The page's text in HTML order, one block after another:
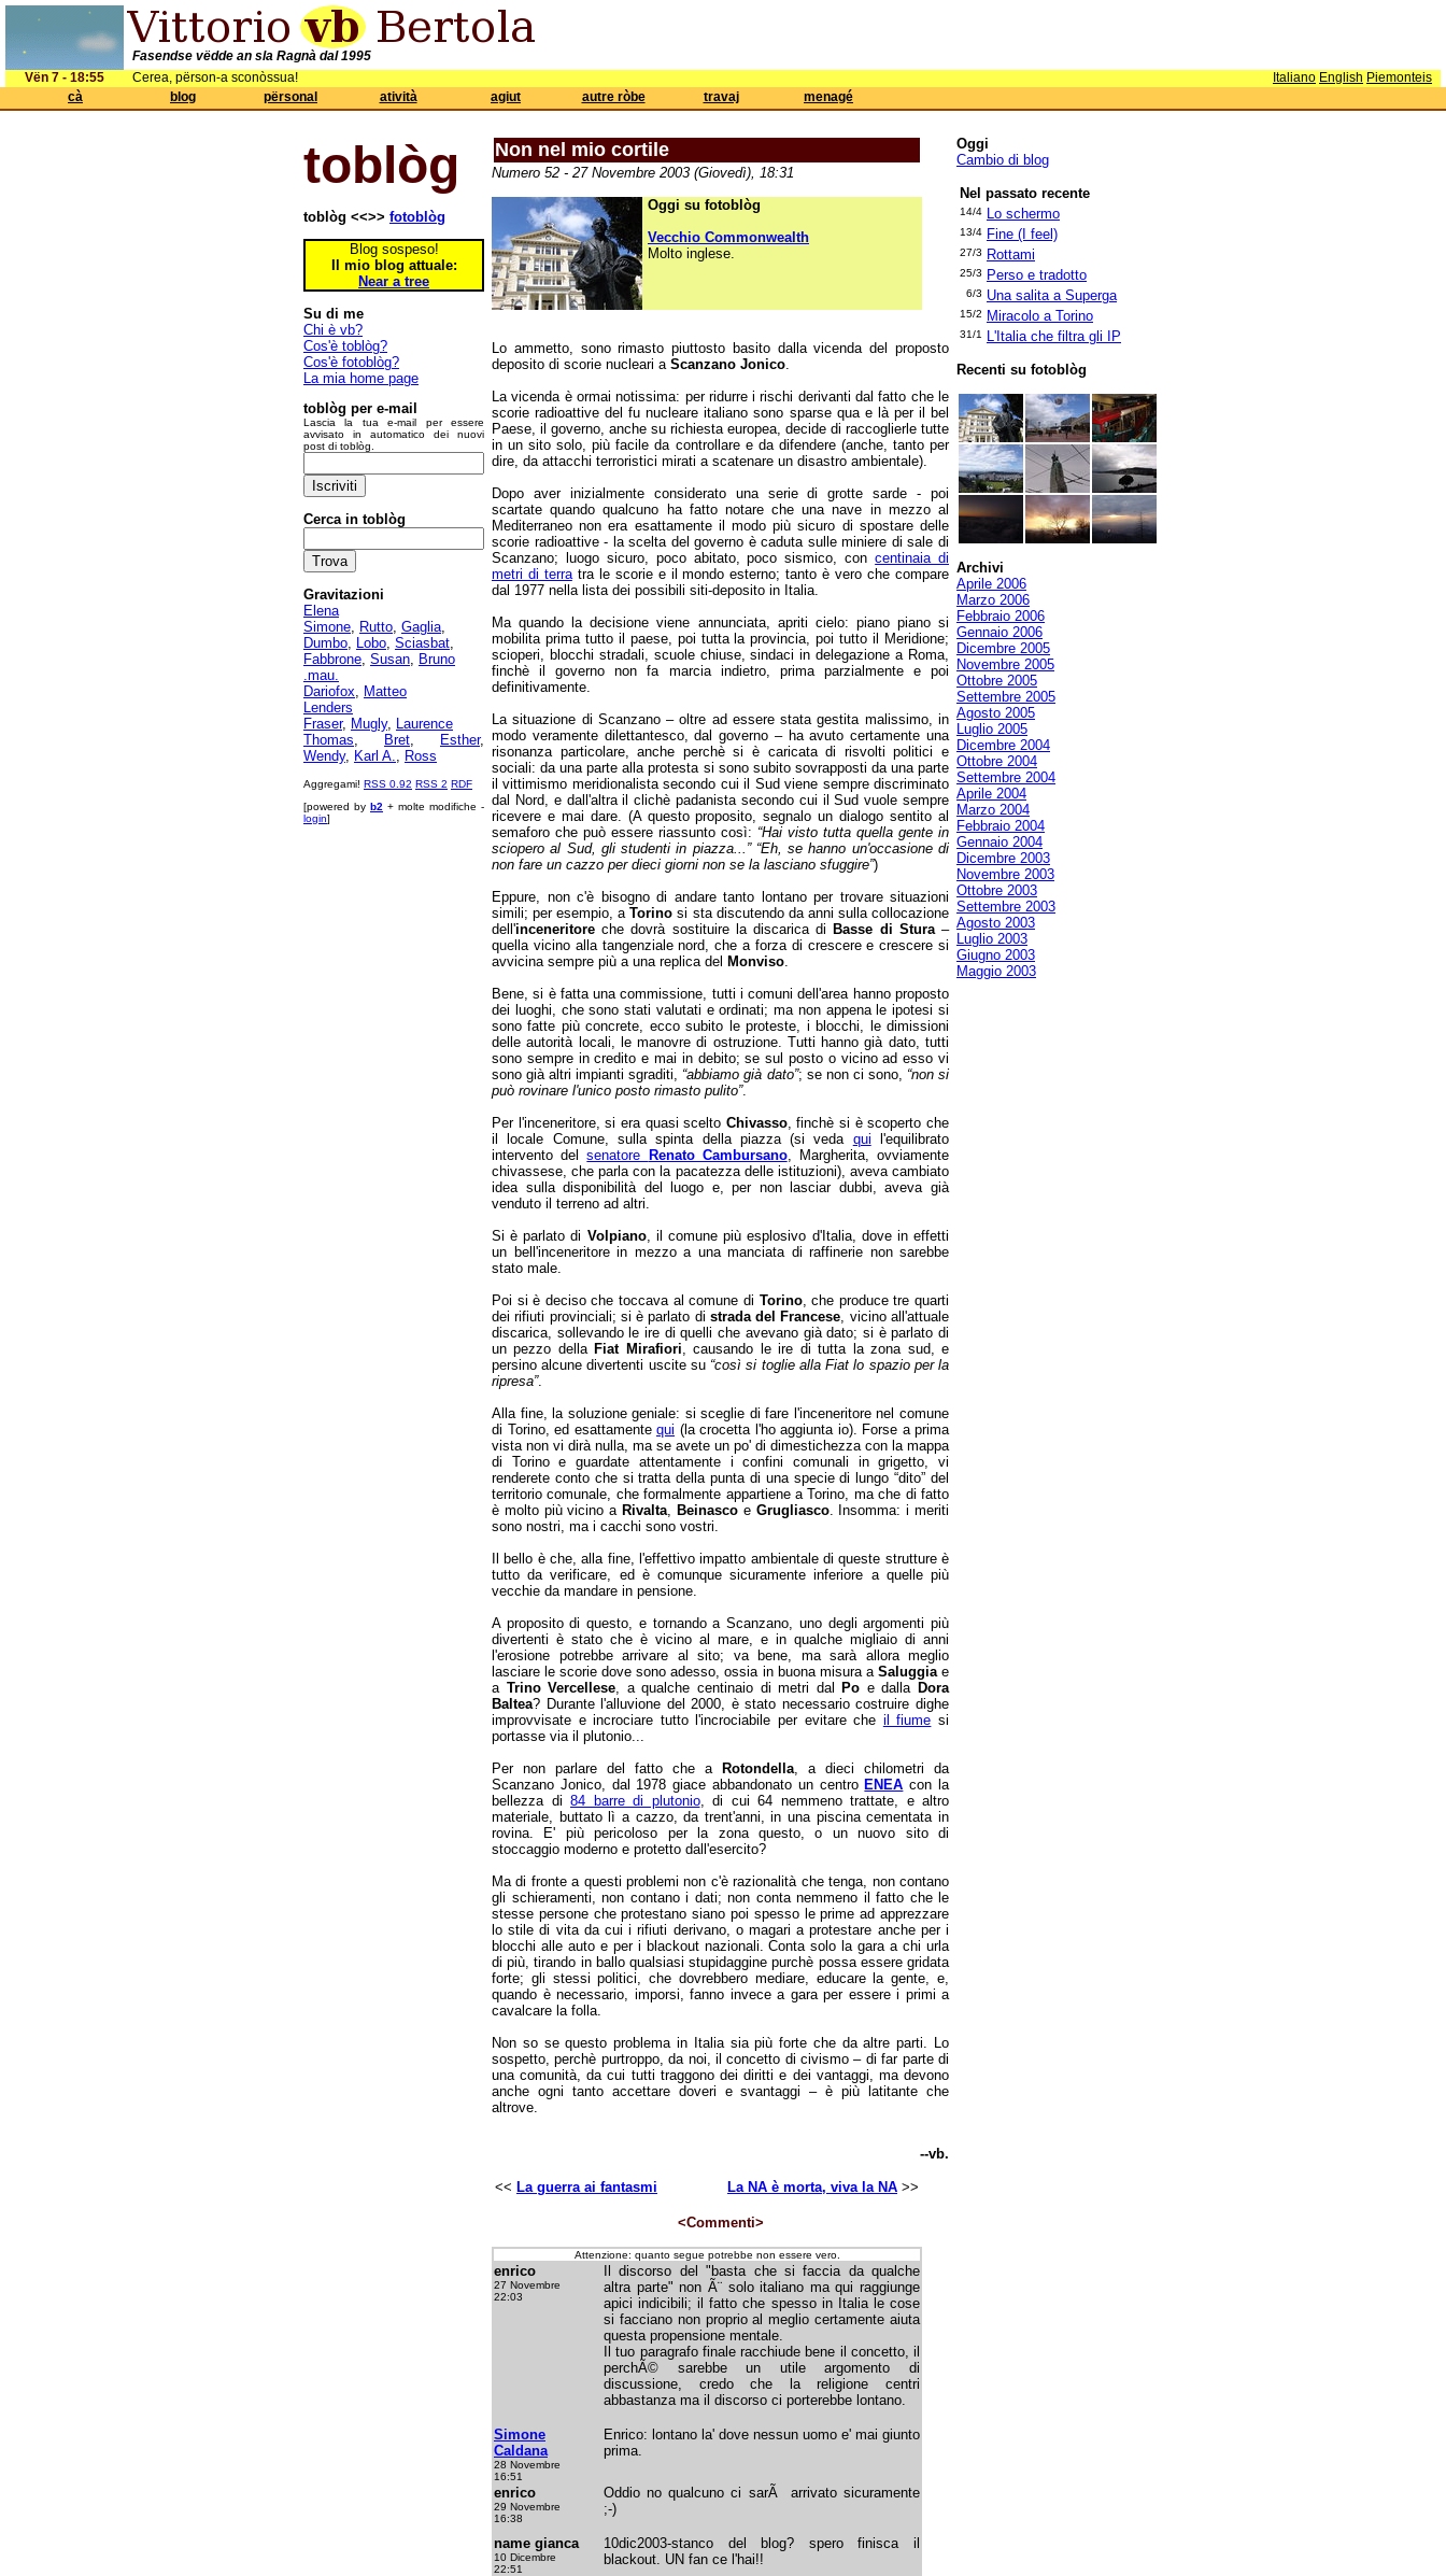
Fasendse vëdde an sla Ragnà dal 1995
Vën 7 - 18:55
Cerea, përson-a sconòssua! Italiano English Piemonteis
cà
blog përsonal atività agiut autre ròbe travaj menagé
toblòg
toblòg <<>> fotoblòg
Blog sospeso!
Il mio blog attuale:
Near a tree
Su di me
Chi è vb?
Cos'è toblòg?
Cos'è fotoblòg?
La mia home page
toblòg per e-mail
Lascia la tua e-mail per essere
avvisato in automatico dei nuovi
post di toblòg.
Cerca in toblòg
Gravitazioni
Elena
Simone, Rutto, Gaglia,
Dumbo, Lobo, Sciasbat,
Fabbrone, Susan, Bruno
.mau.
Dariofox, Matteo
Lenders
Fraser, Mugly, Laurence
Thomas, Bret, Esther,
Wendy, Karl A., Ross
Aggregami! RSS 0.92 RSS 2 RDF
[powered by b2 + molte modifiche -
login]
Non nel mio cortile
Numero 52 - 27 Novembre 2003 (Giovedì), 18:31
Oggi su fotoblòg
Vecchio Commonwealth
Molto inglese.
Lo ammetto, sono rimasto piuttosto basito dalla vicenda del proposto
deposito di scorie nucleari a Scanzano Jonico.
La vicenda è ormai notissima: per ridurre i rischi derivanti dal fatto che le
scorie radioattive del fu nucleare italiano sono sparse qua e là per il bel
Paese, il governo, anche su richiesta europea, decide di raccoglierle tutte
in un sito solo, più facile da controllare e da difendere (anche, tanto per
dire, da attacchi terroristici mirati a scatenare un disastro ambientale).
Dopo aver inizialmente considerato una serie di grotte sarde - poi
scartate quando qualcuno ha fatto notare che una nave in mezzo al
Mediterraneo non era esattamente il modo più sicuro di spostare delle
scorie radioattive - la scelta del governo è caduta sulle miniere di sale di
Scanzano; luogo sicuro, poco abitato, poco sismico, concentinaia di
metri di terratra le scorie e il mondo esterno; tanto è vero che compare
dal 1977 nella lista dei possibili siti-deposito in Italia.
Ma quando la decisione viene annunciata, apriti cielo: piano piano si
mobilita prima tutto il paese, poi tutta la provincia, poi tutto il Meridione;
scioperi, blocchi stradali, scuole chiuse, sindaci in delegazione a Roma,
finchè il governo non fa marcia indietro, prima parzialmente e poi
definitivamente.
La situazione di Scanzano – oltre ad essere stata gestita malissimo, in
modo veramente dilettantesco, dal governo – ha avuto certamente una
risonanza particolare, anche perchè si è caricata di risvolti politici e
sociali: da una parte alla protesta si sono subito sovrapposti da una parte
il vittimismo meridionalista secondo cui il Sud viene sempre discriminato
dal Nord, e dall'altra il clichè padanista secondo cui il Sud vuole sempre
ricevere e mai dare. (A questo proposito, segnalo un dialogo sentito al
semaforo che può essere riassunto così: “Hai visto tutta quella gente in
sciopero al Sud, gli studenti in piazza...” “Eh, se hanno un'occasione di
non fare un cazzo per dieci giorni non se la lasciano sfuggire”)
Eppure, non c'è bisogno di andare tanto lontano per trovare situazioni
simili; per esempio, aTorino si sta discutendo da anni sulla collocazione
dell'inceneritore che dovrà sostituire la discarica di Basse di Stura–
quella vicino alla tangenziale nord, che a forza di crescere e crescere si
avvicina sempre più a una replica del Monviso.
Bene, si è fatta una commissione, tutti i comuni dell'area hanno proposto
dei luoghi, che sono stati valutati e ordinati; ma non appena le ipotesi si
sono fatte più concrete, ecco subito le proteste, i blocchi, le dimissioni
delle autorità locali, le manovre di ostruzione. Tutti hanno già dato, tutti
sono sempre in credito e mai in debito; se sul posto o vicino ad esso vi
sono già altri impianti sgraditi, “abbiamo già dato”; se non ci sono, “non si
può rovinare l'unico posto rimasto pulito”.
Per l'inceneritore, si era quasi scelto Chivasso, finchè si è scoperto che
il locale Comune, sulla spinta della piazza (si veda qui l'equilibrato
intervento delsenatore Renato Cambursano, Margherita, ovviamente
chivassese, che parla con la pacatezza delle istituzioni), aveva cambiato
idea sulla disponibilità del luogo e, per non lasciar dubbi, aveva già
venduto il terreno ad altri.
Si è parlato di Volpiano, il comune più esplosivo d'Italia, dove in effetti
un bell'inceneritore in mezzo a una manciata di raffinerie non sarebbe
stato male.
Poi si è deciso che toccava al comune di Torino, che produce tre quarti
dei rifiuti provinciali; si è parlato di strada del Francese, vicino all'attuale
discarica, sollevando le ire di quelli che avevano già dato; si è parlato di
un pezzo della Fiat Mirafiori, causando le ire di tutta la zona sud, e
persino alcune divertenti uscite su “così si toglie alla Fiat lo spazio per la
ripresa”.
Alla fine, la soluzione geniale: si sceglie di fare l'inceneritore nel comune
di Torino, ed esattamente qui (la crocetta l'ho aggiunta io). Forse a prima
vista non vi dirà nulla, ma se avete un po' di dimestichezza con la mappa
di Torino e guardate attentamente i confini comunali in grigetto, vi
renderete conto che si tratta della punta di una specie di lungo “dito” del
territorio comunale, che formalmente appartiene a Torino, ma che di fatto
è molto più vicino a Rivalta, Beinascoe Grugliasco. Insomma: i meriti
sono nostri, ma i cacchi sono vostri.
Il bello è che, alla fine, l'effettivo impatto ambientale di queste strutture è
tutto da verificare, ed è comunque sicuramente inferiore a quelle più
vecchie da mandare in pensione.
A proposito di questo, e tornando a Scanzano, uno degli argomenti più
divertenti è stato che è vicino al mare, e in qualche migliaio di anni
l'erosione potrebbe arrivare al sito; va bene, ma sarà allora meglio
lasciare le scorie dove sono adesso, ossia in buona misura a Saluggiae
a Trino Vercellese, a qualche centinaio di metri dal Po e dalla Dora
Baltea? Durante l'alluvione del 2000, è stato necessario costruire dighe
improvvisate e incrociare tutto l'incrociabile per evitare che il fiume si
portasse via il plutonio...
Per non parlare del fatto che a
Rotondella, a dieci chilometri da
Scanzano Jonico, dal 1978 giace abbandonato un centro ENEA con la
bellezza di 84 barre di plutonio, di cui 64 nemmeno trattate, e altro
materiale, buttato lì a cazzo, da trent'anni, in una piscina cementata in
rovina. E' più pericoloso per la zona questo, o un nuovo sito di
stoccaggio moderno e protetto dall'esercito?
Ma di fronte a questi problemi non c'è razionalità che tenga, non contano
gli schieramenti, non contano i dati; non conta nemmeno il fatto che le
stesse persone che protestano siano poi spesso le prime ad apprezzare
lo stile di vita da cui i rifiuti derivano, o magari a protestare anche per i
blocchi alle auto e per i blackout nazionali. Conta solo la gara a chi urla
di più, tirando in ballo qualsiasi stupidaggine purchè possa essere gridata
forte; gli stessi politici, che dovrebbero mediare, educare la gente, e,
quando è necessario, imporsi, fanno invece a gara per essere i primi a
cavalcare la folla.
Non so se questo problema in Italia sia più forte che da altre parti. Lo
sospetto, perchè purtroppo, da noi, il concetto di civismo – di far parte di
una comunità, da cui tutti traggono dei diritti e dei vantaggi, ma devono
anche ogni tanto accettare doveri e svantaggi – è più latitante che
altrove.
--vb.
<< La guerra ai fantasmi La NA è morta, viva la NA >>
<Commenti>
Attenzione: quanto segue potrebbe non essere vero.
enrico
27 Novembre
22:03
Il discorso del "basta che si faccia da qualche
altra parte" non Ã¨ solo italiano ma qui raggiunge
apici indicibili; il fatto che spesso in Italia le cose
si facciano non proprio al meglio certamente aiuta
questa propensione mentale.
Il tuo paragrafo finale racchiude bene il concetto, il
perchÃ© sarebbe un utile argomento di
discussione, credo che la religione centri
abbastanza ma il discorso ci porterebbe lontano.
Simone
Caldana
28 Novembre
16:51
Enrico: lontano la' dove nessun uomo e' mai giunto
prima.
enrico
29 Novembre
16:38
Oddio no qualcuno ci sarÃ arrivato sicuramente
;-)
name gianca
10 Dicembre
22:51
10dic2003-stanco del blog? spero finisca il
blackout. UN fan ce l'hai!!
Oggi
Cambio di blog
Nel passato recente
14/4 Lo schermo
13/4 Fine (I feel)
27/3 Rottami
25/3 Perso e tradotto
6/3 Una salita a Superga
15/2 Miracolo a Torino
31/1 L'Italia che filtra gli IP
Recenti su fotoblòg
Archivi
Aprile 2006
Marzo 2006
Febbraio 2006
Gennaio 2006
Dicembre 2005
Novembre 2005
Ottobre 2005
Settembre 2005
Agosto 2005
Luglio 2005
Dicembre 2004
Ottobre 2004
Settembre 2004
Aprile 2004
Marzo 2004
Febbraio 2004
Gennaio 2004
Dicembre 2003
Novembre 2003
Ottobre 2003
Settembre 2003
Agosto 2003
Luglio 2003
Giugno 2003
Maggio 2003